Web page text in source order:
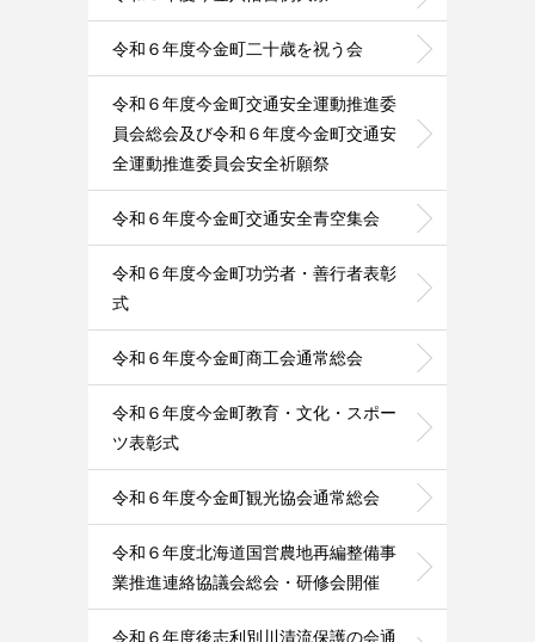
令和６年度今金町二十歳を祝う会
令和６年度今金町交通安全運動推進委
員会総会及び令和６年度今金町交通安
全運動推進委員会安全祈願祭
令和６年度今金町交通安全青空集会
令和６年度今金町功労者・善行者表彰
式
令和６年度今金町商工会通常総会
令和６年度今金町教育・文化・スポー
ツ表彰式
令和６年度今金町観光協会通常総会
令和６年度北海道国営農地再編整備事
業推進連絡協議会総会・研修会開催
令和６年度後志利別川清流保護の会通